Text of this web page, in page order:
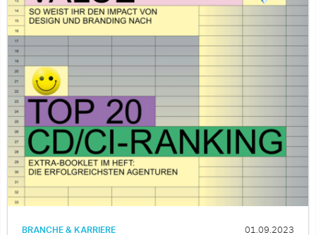
BRANCHE & KARRIERE 01.09.2023